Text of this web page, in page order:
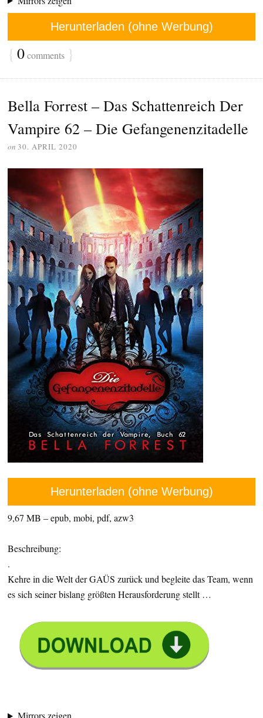
Herunterladen (ohne Werbung)
{ 0comments }
Bella Forrest – Das Schattenreich Der
Vampire 62 – Die Gefangenenzitadelle
on 30. APRIL 2020
Herunterladen (ohne Werbung)
9,67 MB – epub, mobi, pdf, azw3
Beschreibung:
.
Kehre in die Welt der GAÜS zurück und begleite das Team, wenn
es sich seiner bislang größten Herausforderung stellt …